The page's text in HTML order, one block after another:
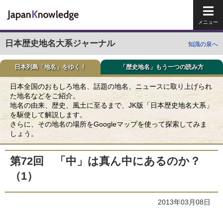
日本歴史地名大系ジャーナル 知識の泉へ
日本列島「地名」をゆく！ 「歴史地名」もう一つの読み方
日本全国のおもしろ地名、話題の地名、ニュースに取り上げられ
た地名などをご紹介。
地名の由来、歴史、風土に至るまで、JK版「日本歴史地名大系」
を駆使して解説します。
さらに、その地名の場所をGoogleマップを使って探索してみま
しょう。
第72回 「中」は真ん中にあるのか？
（1）
2013年03月08日